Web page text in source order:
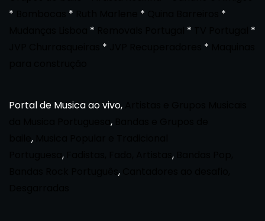
*
* *
*
* *
*
* *
Portal de Musica ao vivo,
,
,
, ,
,